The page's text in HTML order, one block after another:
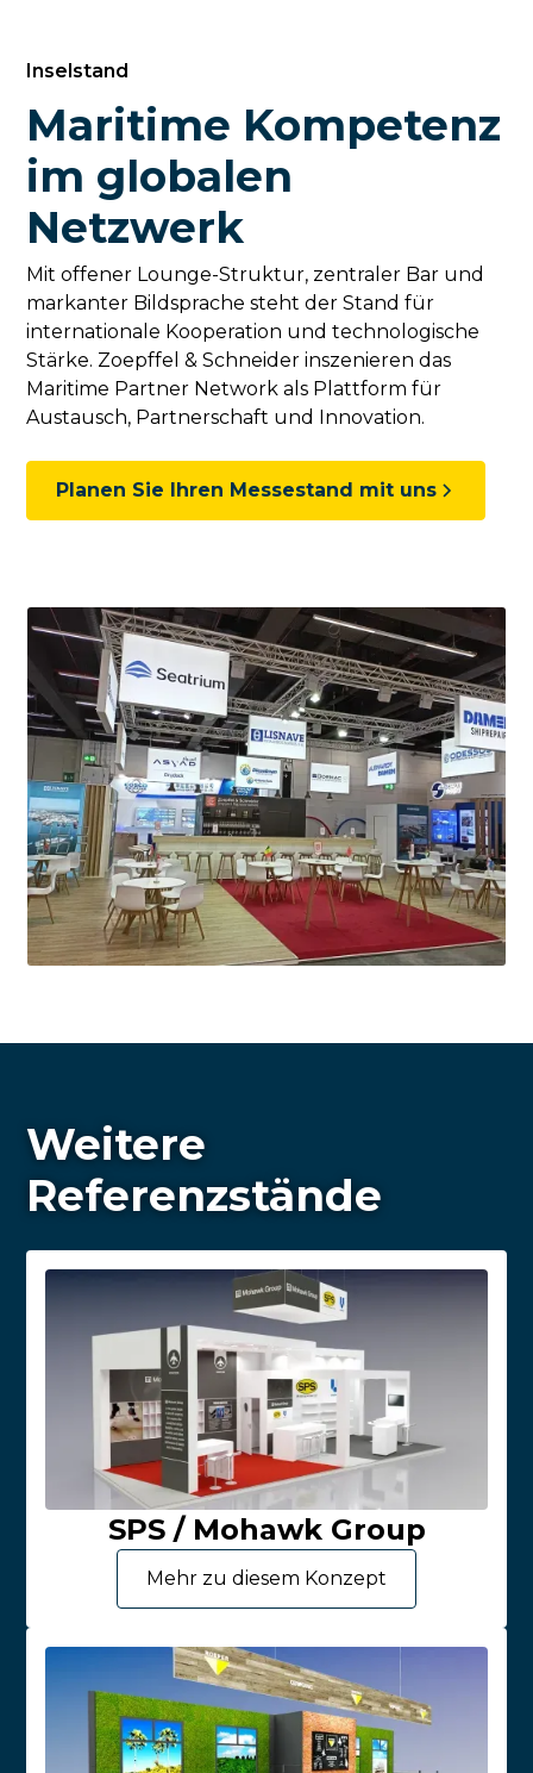
Inselstand
Maritime Kompetenz
im globalen
Netzwerk
Mit offener Lounge-Struktur, zentraler Bar und
markanter Bildsprache steht der Stand für
internationale Kooperation und technologische
Stärke. Zoepffel & Schneider inszenieren das
Maritime Partner Network als Plattform für
Austausch, Partnerschaft und Innovation.
Planen Sie Ihren Messestand mit uns
Weitere
Referenzstände
SPS / Mohawk Group
Mehr zu diesem Konzept